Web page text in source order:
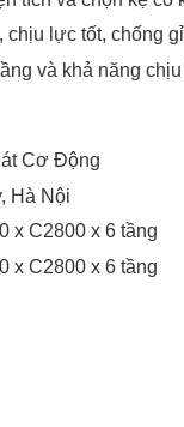
chịu lực tốt, chống
và khả năng
Cơ Động
Hà Nội
x C2800 x 6 tầng
x C2800 x 6 tầng